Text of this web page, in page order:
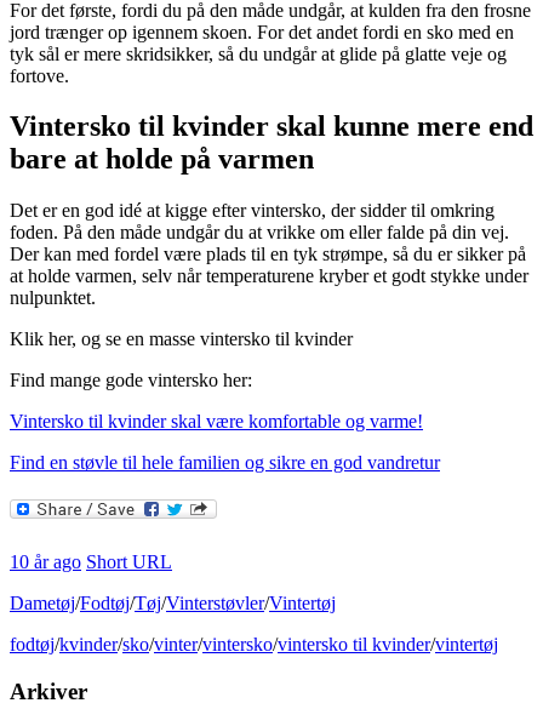
For det første, fordi du på den måde undgår, at kulden fra den frosne
jord trænger op igennem skoen. For det andet fordi en sko med en
tyk sål er mere skridsikker, så du undgår at glide på glatte veje og
fortove.
Vintersko til kvinder skal kunne mere end
bare at holde på varmen
Det er en god idé at kigge efter vintersko, der sidder til omkring
foden. På den måde undgår du at vrikke om eller falde på din vej.
Der kan med fordel være plads til en tyk strømpe, så du er sikker på
at holde varmen, selv når temperaturene kryber et godt stykke under
nulpunktet.
Klik her, og se en masse vintersko til kvinder
Find mange gode vintersko her:
Vintersko til kvinder skal være komfortable og varme!
Find en støvle til hele familien og sikre en god vandretur
10 år ago Short URL
Dametøj/Fodtøj/Tøj/Vinterstøvler/Vintertøj
fodtøj/kvinder/sko/vinter/vintersko/vintersko til kvinder/vintertøj
Arkiver